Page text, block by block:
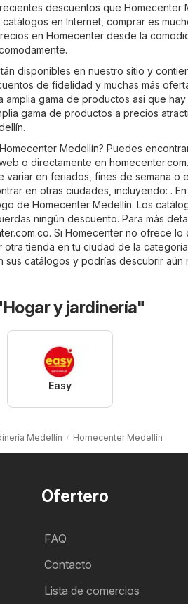
descuentos que Homecenter
en Internet, comprar es
en Homecenter desde la
disponibles en nuestro sitio y
de fidelidad y muchas más
amplia gama de productos asi que
gama de productos a precios
Medellín? Puedes
o directamente en
en feriados, fines de semana o
en otras ciudades, incluyendo: .
de Homecenter Medellín. Los
ningún descuento. Para más
. Si Homecenter no ofrece lo
tienda en tu ciudad de la
sus catálogos y podrías descubrir aún
y jardinería"
Easy
Medellín Homecenter Medellín
Ofertero
FAQ
Contacto
Lista de comercios